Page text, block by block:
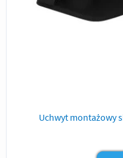
Uchwyt montażowy